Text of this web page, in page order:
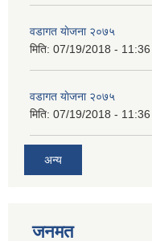
वडागत याेजना २०७५
मिति: 07/19/2018 - 11:36
वडागत याेजना २०७५
मिति: 07/19/2018 - 11:36
अन्य
जनमत